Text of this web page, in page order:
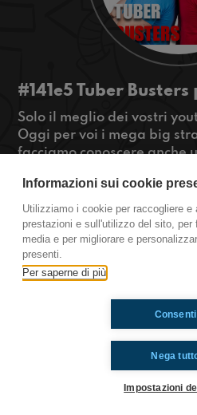
#141e5 Tuber Busters
Solo il meglio dei vostri
Oggi per voi i mega big
facciamo conoscere anche
Tratto da:https://
v=lySJJn0sURE
https://
v=LbXEkzwh62Y
#OkkinSu
Ti è piaciuto? Condividilo!
Informazioni sui cookie
Utilizziamo i cookie per raccogliere
prestazioni e sull'utilizzo del sito, per
media e per migliorare e
presenti.
Per saperne di più
Nega
Consenti
Impostazioni